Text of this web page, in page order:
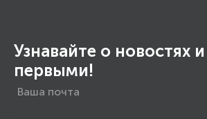
Узнавайте о новостях
первыми!